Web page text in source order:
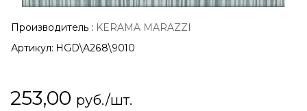
Производитель : KERAMA MARAZZI
Артикул: HGD\A268\9010
253,00 руб./шт.